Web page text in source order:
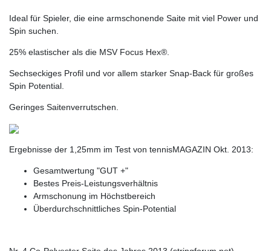
Ideal für Spieler, die eine armschonende Saite mit viel Power und
Spin suchen.
25% elastischer als die MSV Focus Hex®.
Sechseckiges Profil und vor allem starker Snap-Back für großes
Spin Potential.
Geringes Saitenverrutschen.
Ergebnisse der 1,25mm im Test von tennisMAGAZIN Okt. 2013:
Gesamtwertung "GUT +"
Bestes Preis-Leistungsverhältnis
Armschonung im Höchstbereich
Überdurchschnittliches Spin-Potential